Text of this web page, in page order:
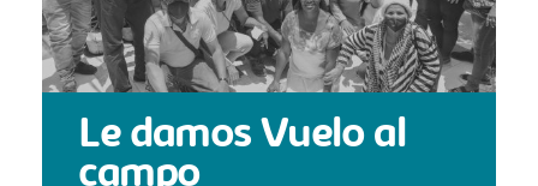
Le damos Vuelo al
campo